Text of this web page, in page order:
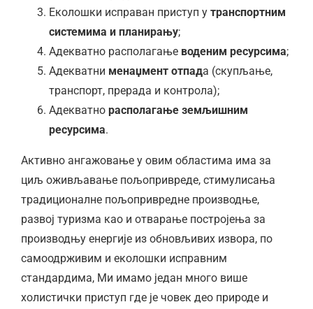
Еколошки исправан приступ у транспортним
системима и планирању;
Адекватно располагање воденим ресурсима;
Адекватни менаџмент отпада (скупљање,
транспорт, прерада и контрола);
Адекватно располагање земљишним
ресурсима.
Активно ангажовање у овим областима има за
циљ оживљавање пољопривреде, стимулисања
традиционалне пољопривредне производње,
развој туризма као и отварање постројења за
производњу енергије из обновљивих извора, по
самоодрживим и еколошки исправним
стандардима, Ми имамо један много више
холистички приступ где је човек део природе и